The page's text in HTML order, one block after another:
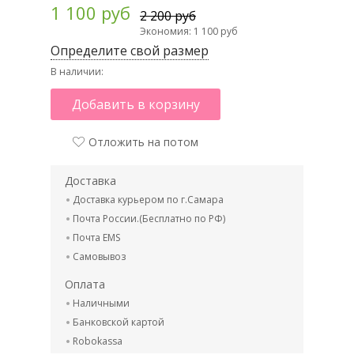
1 100 руб 2 200 руб
Экономия: 1 100 руб
Определите свой размер
В наличии:
Добавить в корзину
Отложить на потом
Доставка
Доставка курьером по г.Самара
Почта России.(Бесплатно по РФ)
Почта EMS
Самовывоз
Оплата
Наличными
Банковской картой
Robokassa